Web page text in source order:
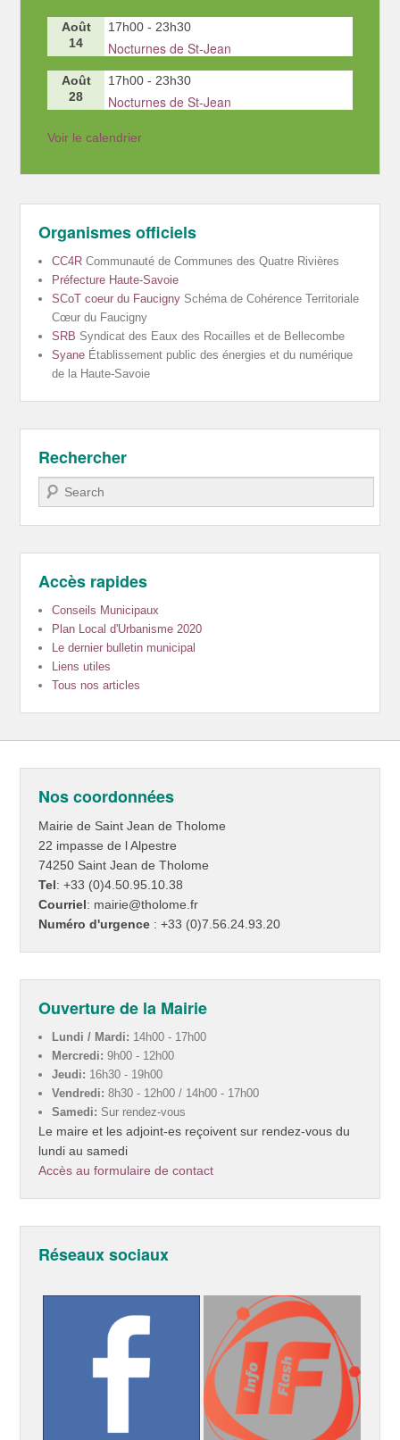
Août
14
17h00 -23h30
Nocturnes de St-Jean
Août
28
17h00 -23h30
Nocturnes de St-Jean
Voir le calendrier
Organismes officiels
CC4R Communauté de Communes des Quatre Rivières
Préfecture Haute-Savoie
SCoT coeur du Faucigny Schéma de Cohérence Territoriale
Cœur du Faucigny
SRB Syndicat des Eaux des Rocailles et de Bellecombe
Syane Établissement public des énergies et du numérique
de la Haute-Savoie
Rechercher
Recherche
Accès rapides
Conseils Municipaux
Plan Local d'Urbanisme 2020
Le dernier bulletin municipal
Liens utiles
Tous nos articles
Nos coordonnées
Mairie de Saint Jean de Tholome
22 impasse de l Alpestre
74250 Saint Jean de Tholome
Tel: +33 (0)4.50.95.10.38
Courriel: mairie@tholome.fr
Numéro d'urgence : +33 (0)7.56.24.93.20
Ouverture de la Mairie
Lundi / Mardi: 14h00 - 17h00
Mercredi: 9h00 - 12h00
Jeudi: 16h30 - 19h00
Vendredi: 8h30 - 12h00 / 14h00 - 17h00
Samedi: Sur rendez-vous
Le maire et les adjoint-es reçoivent sur rendez-vous du
lundi au samedi
Accès au formulaire de contact
Réseaux sociaux